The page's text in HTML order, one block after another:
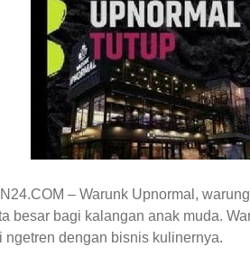
– Warunk Upnormal,
besar bagi kalangan anak muda.
ngetren dengan bisnis kulinernya.